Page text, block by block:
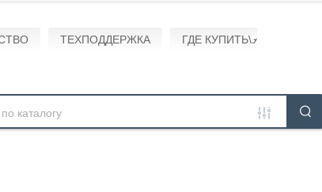
ТЕХПОДДЕРЖКА ГДЕ КУПИТЬ\УСТАНОВИТЬ